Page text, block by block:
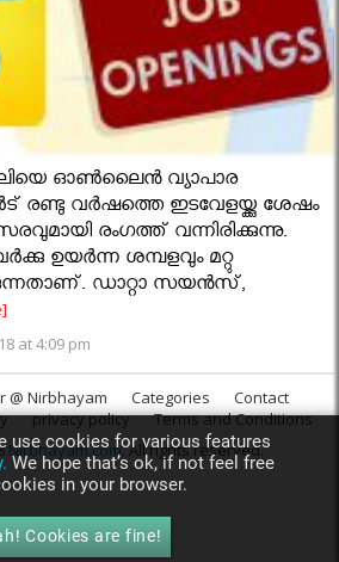
ഓൺലൈൻ വ്യാപാര
രണ്ടു വർഷത്തെ ഇടവേളയ്ക്കു ശേഷം
രംഗത്ത് വന്നിരിക്കുന്നു.
ഉയർന്ന ശമ്പളവും മറ്റു
ഡാറ്റാ സയൻസ്,
at 4:09 pm
@ Nirbhayam Categories
Contact
privacy policy
Terms and Conditions
Nirbhayam.com. All rights reserved.
use cookies for various features
We hope that’s ok, if not feel free
in your browser.
Cookies are fine!